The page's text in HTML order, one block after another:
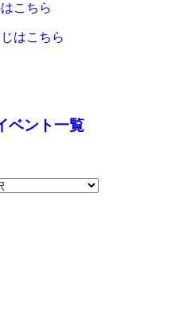
こちら
はこちら
ベント一覧